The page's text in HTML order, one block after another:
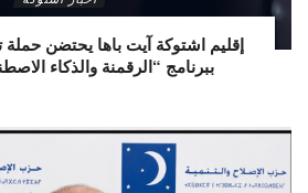
إقليم اشتوكة آيت باها يحتضن
ببرنامج “الرقمنة والذكاء